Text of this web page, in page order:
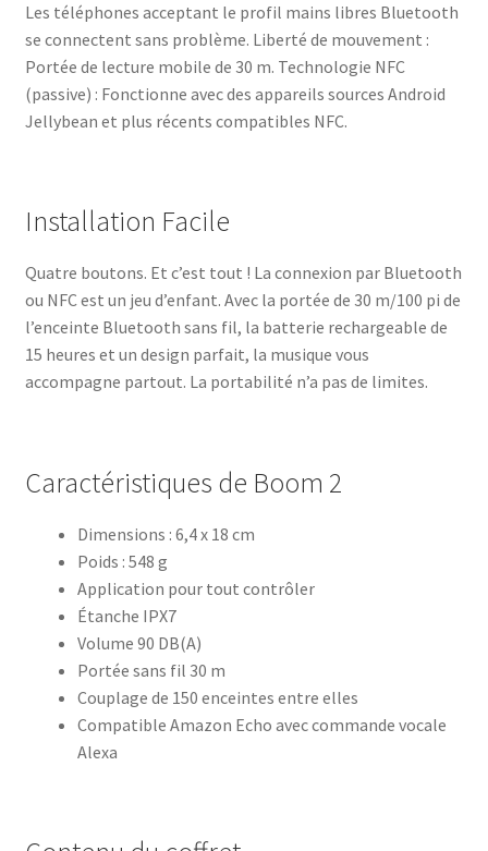
Les téléphones acceptant le profil mains libres Bluetooth
se connectent sans problème. Liberté de mouvement :
Portée de lecture mobile de 30 m. Technologie NFC
(passive) : Fonctionne avec des appareils sources Android
Jellybean et plus récents compatibles NFC.
Installation Facile
Quatre boutons. Et c’est tout ! La connexion par Bluetooth
ou NFC est un jeu d’enfant. Avec la portée de 30 m/100 pi de
l’enceinte Bluetooth sans fil, la batterie rechargeable de
15 heures et un design parfait, la musique vous
accompagne partout. La portabilité n’a pas de limites.
Caractéristiques de Boom 2
Dimensions : 6,4 x 18 cm
Poids : 548 g
Application pour tout contrôler
Étanche IPX7
Volume 90 DB(A)
Portée sans fil 30 m
Couplage de 150 enceintes entre elles
Compatible Amazon Echo avec commande vocale
Alexa